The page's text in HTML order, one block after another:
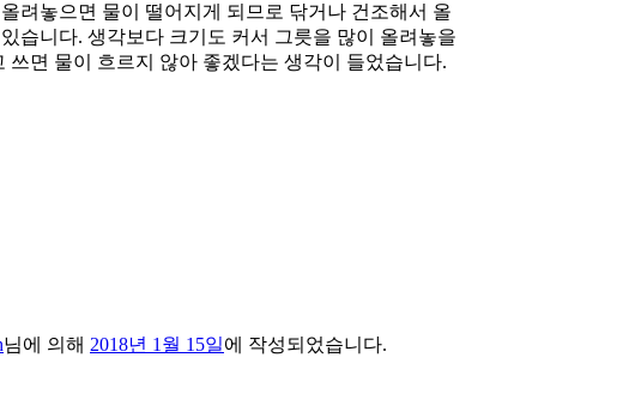
려놓으면 물이 떨어지게 되므로 닦거나 건조해서 올
습니다. 생각보다 크기도 커서 그릇을 많이 올려놓을
면 물이 흐르지 않아 좋겠다는 생각이 들었습니다.
님에 의해 2018년 1월 15일에 작성되었습니다.